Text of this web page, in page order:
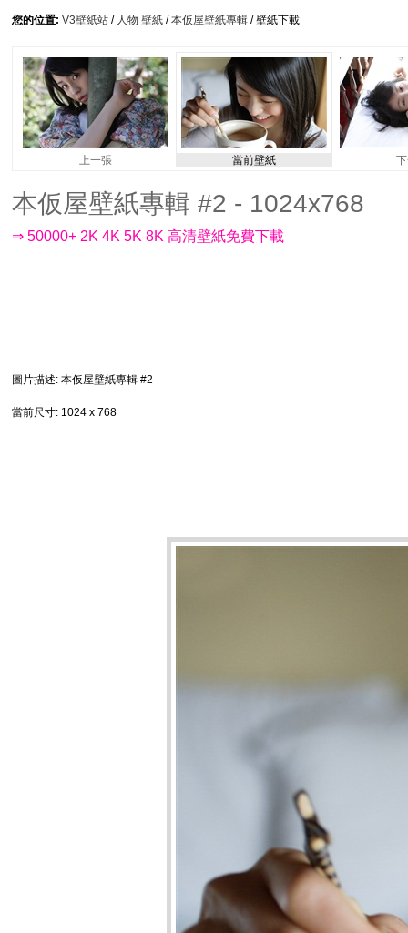
您的位置: V3壁紙站 / 人物 壁紙 /本仮屋壁紙專輯 / 壁紙下載
上一張 當前壁紙
本仮屋壁紙專輯 #2 - 1024x768
⇒ 50000+ 2K 4K 5K 8K 高清壁紙免費下載
圖片描述: 本仮屋壁紙專輯 #2
當前尺寸: 1024 x 768